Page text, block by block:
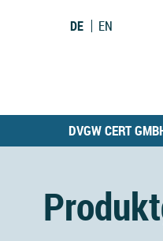
DE EN
DVGW CERT